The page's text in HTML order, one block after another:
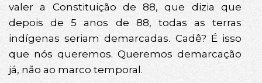
valer a Constituição de 88, que dizia que
depois de 5 anos de 88, todas as terras
indígenas seriam demarcadas. Cadê? É isso
que nós queremos. Queremos demarcação
já, não ao marco temporal.